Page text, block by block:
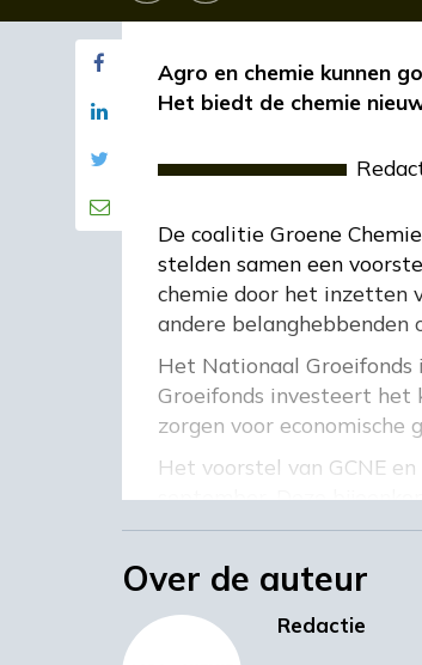
Agro en chemie kunnen
Het biedt de chemie
De coalitie Groene
stelden samen een
chemie door het inzetten
andere belanghebbenden
Het Nationaal Groeifonds
Groeifonds investeert het
zorgen voor economische
Het voorstel van GCNE
september. Deze
om mee te denken over
Lees het volledige artikel
Beeld: Marchu Studio/
Volledig artikel
Over de auteur
Redactie